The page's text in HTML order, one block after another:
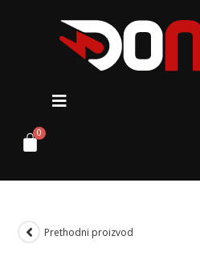
Prethodni proizvod